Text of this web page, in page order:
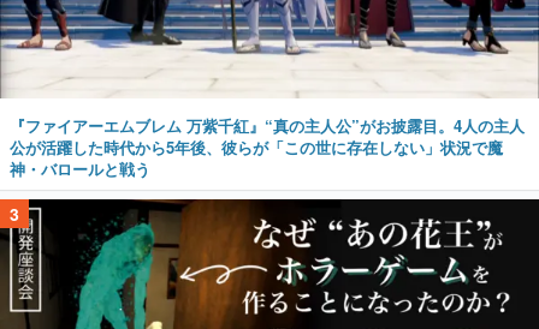
『ファイアーエムブレム 万紫千紅』“真の主人公”がお披露目。4人の主人
公が活躍した時代から5年後、彼らが「この世に存在しない」状況で魔
神・バロールと戦う
3